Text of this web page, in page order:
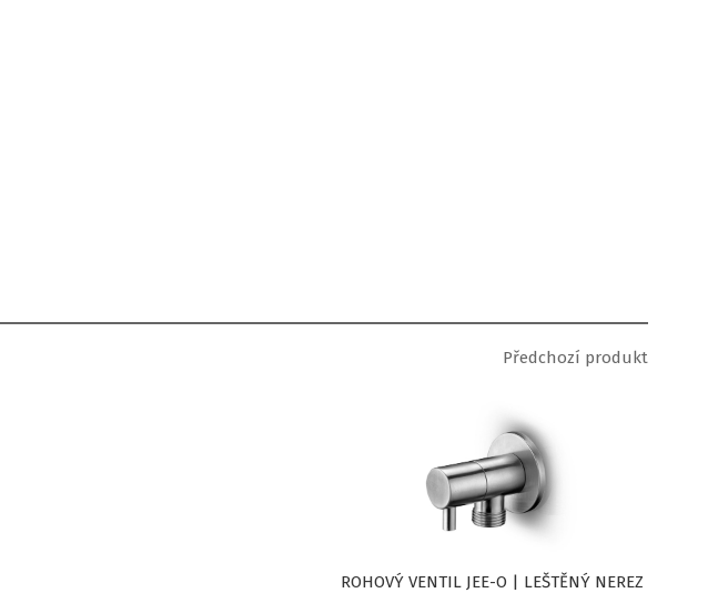
Předchozí produkt
ROHOVÝ VENTIL JEE-O | LEŠTĚNÝ NEREZ